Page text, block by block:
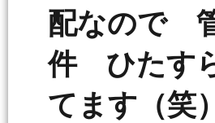
配なので
件 ひたす
てます（笑）